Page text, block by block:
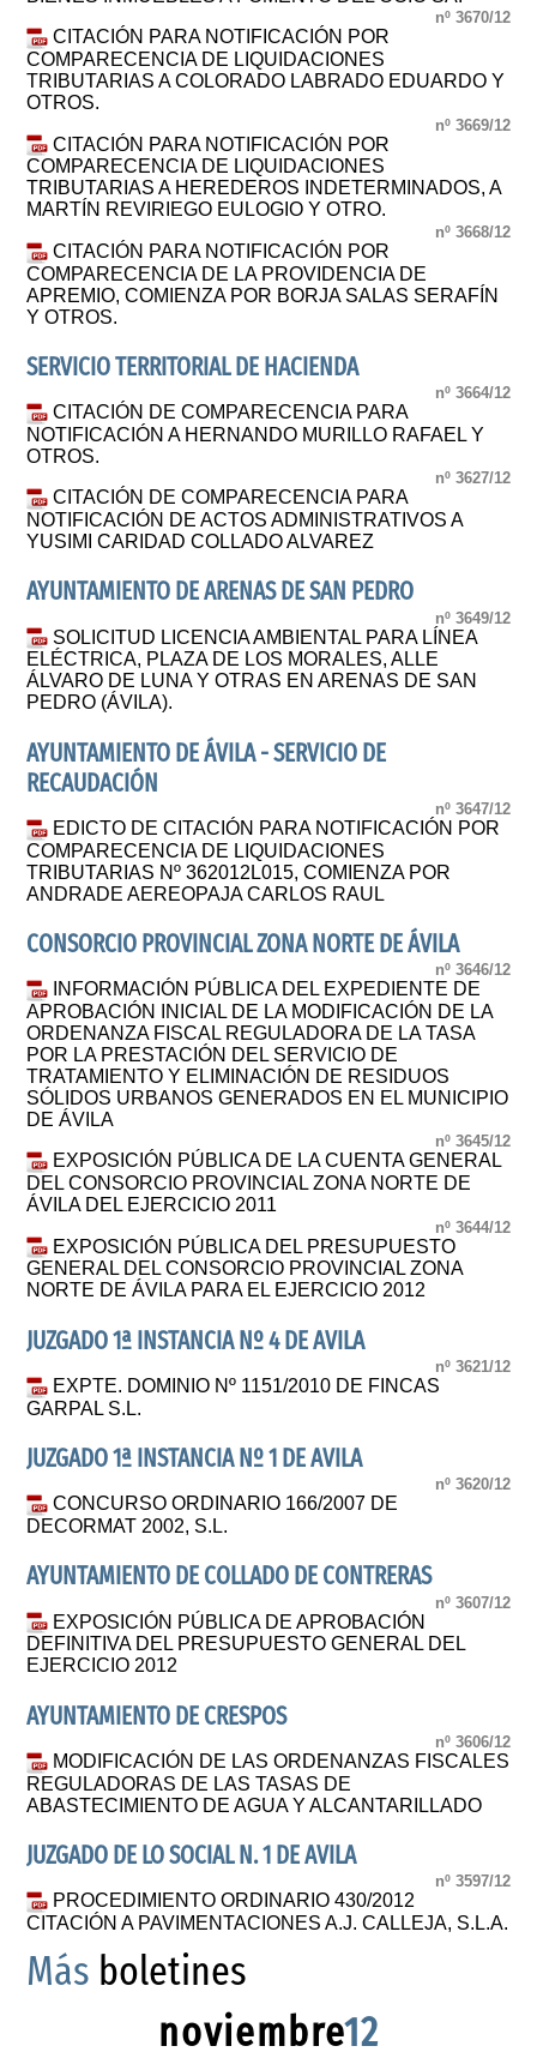
nº 3670/12
CITACIÓN PARA NOTIFICACIÓN POR
COMPARECENCIA DE LIQUIDACIONES
TRIBUTARIAS A COLORADO LABRADO EDUARDO Y
OTROS.
nº 3669/12
CITACIÓN PARA NOTIFICACIÓN POR
COMPARECENCIA DE LIQUIDACIONES
TRIBUTARIAS A HEREDEROS INDETERMINADOS, A
MARTÍN REVIRIEGO EULOGIO Y OTRO.
nº 3668/12
CITACIÓN PARA NOTIFICACIÓN POR
COMPARECENCIA DE LA PROVIDENCIA DE
APREMIO, COMIENZA POR BORJA SALAS SERAFÍN
Y OTROS.
SERVICIO TERRITORIAL DE HACIENDA
nº 3664/12
CITACIÓN DE COMPARECENCIA PARA
NOTIFICACIÓN A HERNANDO MURILLO RAFAEL Y
OTROS.
nº 3627/12
CITACIÓN DE COMPARECENCIA PARA
NOTIFICACIÓN DE ACTOS ADMINISTRATIVOS A
YUSIMI CARIDAD COLLADO ALVAREZ
AYUNTAMIENTO DE ARENAS DE SAN PEDRO
nº 3649/12
SOLICITUD LICENCIA AMBIENTAL PARA LÍNEA
ELÉCTRICA, PLAZA DE LOS MORALES, ALLE
ÁLVARO DE LUNA Y OTRAS EN ARENAS DE SAN
PEDRO (ÁVILA).
AYUNTAMIENTO DE ÁVILA - SERVICIO DE
RECAUDACIÓN
nº 3647/12
EDICTO DE CITACIÓN PARA NOTIFICACIÓN POR
COMPARECENCIA DE LIQUIDACIONES
TRIBUTARIAS Nº 362012L015, COMIENZA POR
ANDRADE AEREOPAJA CARLOS RAUL
CONSORCIO PROVINCIAL ZONA NORTE DE ÁVILA
nº 3646/12
INFORMACIÓN PÚBLICA DEL EXPEDIENTE DE
APROBACIÓN INICIAL DE LA MODIFICACIÓN DE LA
ORDENANZA FISCAL REGULADORA DE LA TASA
POR LA PRESTACIÓN DEL SERVICIO DE
TRATAMIENTO Y ELIMINACIÓN DE RESIDUOS
SÓLIDOS URBANOS GENERADOS EN EL MUNICIPIO
DE ÁVILA
nº 3645/12
EXPOSICIÓN PÚBLICA DE LA CUENTA GENERAL
DEL CONSORCIO PROVINCIAL ZONA NORTE DE
ÁVILA DEL EJERCICIO 2011
nº 3644/12
EXPOSICIÓN PÚBLICA DEL PRESUPUESTO
GENERAL DEL CONSORCIO PROVINCIAL ZONA
NORTE DE ÁVILA PARA EL EJERCICIO 2012
JUZGADO 1ª INSTANCIA Nº 4 DE AVILA
nº 3621/12
EXPTE. DOMINIO Nº 1151/2010 DE FINCAS
GARPAL S.L.
JUZGADO 1ª INSTANCIA Nº 1 DE AVILA
nº 3620/12
CONCURSO ORDINARIO 166/2007 DE
DECORMAT 2002, S.L.
AYUNTAMIENTO DE COLLADO DE CONTRERAS
nº 3607/12
EXPOSICIÓN PÚBLICA DE APROBACIÓN
DEFINITIVA DEL PRESUPUESTO GENERAL DEL
EJERCICIO 2012
AYUNTAMIENTO DE CRESPOS
nº 3606/12
MODIFICACIÓN DE LAS ORDENANZAS FISCALES
REGULADORAS DE LAS TASAS DE
ABASTECIMIENTO DE AGUA Y ALCANTARILLADO
JUZGADO DE LO SOCIAL N. 1 DE AVILA
nº 3597/12
PROCEDIMIENTO ORDINARIO 430/2012
CITACIÓN A PAVIMENTACIONES A.J. CALLEJA, S.L.A.
Más boletines
noviembre12